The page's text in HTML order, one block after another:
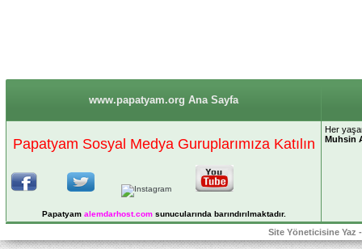
www.papatyam.org Ana Sayfa
Papatyam Sosyal Medya Guruplarımıza Katılın
Papatyam alemdarhost.comsunucularında barındırılmaktadır.
Her
Muhsin
Site Yöneticisine Yaz